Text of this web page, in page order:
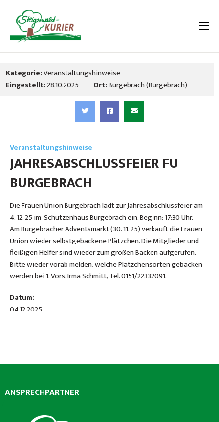
Kategorie:Veranstaltungshinweise
Eingestellt:28.10.2025 Ort:Burgebrach (Burgebrach)
Veranstaltungshinweise
JAHRESABSCHLUSSFEIER FU
BURGEBRACH
Die Frauen Union Burgebrach lädt zur Jahresabschlussfeier am
4. 12. 25 im Schützenhaus Burgebrach ein. Beginn: 17:30 Uhr.
Am Burgebracher Adventsmarkt (30. 11. 25) verkauft die Frauen
Union wieder selbstgebackene Plätzchen. Die Mitglieder und
fleißigen Helfer sind wieder zum großen Backen aufgerufen.
Bitte wieder vorab melden, welche Plätzchensorten gebacken
werden bei 1. Vors. Irma Schmitt, Tel. 0151/22332091.
Datum:
04.12.2025
ANSPRECHPARTNER